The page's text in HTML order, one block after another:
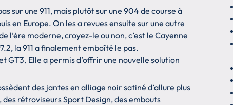
sur une 911, mais plutôt sur une 904 de course à
en Europe. On les a revues ensuite sur une autre
l’ère moderne, croyez-le ou non, c’est le Cayenne
la 911 a finalement emboîté le pas.
GT3. Elle a permis d’offrir une nouvelle solution
des jantes en alliage noir satiné d’allure plus
des rétroviseurs Sport Design, des embouts